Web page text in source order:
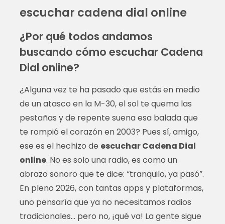
escuchar cadena dial online
¿Por qué todos andamos
buscando cómo escuchar Cadena
Dial online?
¿Alguna vez te ha pasado que estás en medio
de un atasco en la M-30, el sol te quema las
pestañas y de repente suena esa balada que
te rompió el corazón en 2003? Pues sí, amigo,
ese es el hechizo de escuchar Cadena Dial
online. No es solo una radio, es como un
abrazo sonoro que te dice: “tranquilo, ya pasó”.
En pleno 2026, con tantas apps y plataformas,
uno pensaría que ya no necesitamos radios
tradicionales… pero no, ¡qué va! La gente sigue